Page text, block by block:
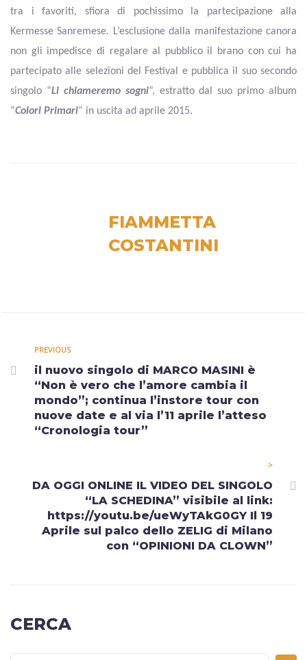
tra i favoriti, sfiora di pochissimo la partecipazione alla
Kermesse Sanremese. L’esclusione dalla manifestazione canora
non gli impedisce di regalare al pubblico il brano con cui ha
partecipato alle selezioni del Festival e pubblica il suo secondo
singolo “Li chiameremo sogni”, estratto dal suo primo album
“Colori Primari” in uscita ad aprile 2015.
FIAMMETTA
COSTANTINI
PREVIOUS
il nuovo singolo di MARCO MASINI è
“Non è vero che l’amore cambia il
mondo”; continua l’instore tour con
nuove date e al via l’11 aprile l’atteso
“Cronologia tour”
>
DA OGGI ONLINE IL VIDEO DEL SINGOLO
“LA SCHEDINA” visibile al link:
https://youtu.be/ueWyTAkG0GY Il 19
Aprile sul palco dello ZELIG di Milano
con “OPINIONI DA CLOWN”
CERCA